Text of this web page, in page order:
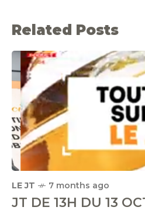
Related Posts
LE JT 7 months ago
JT DE 13H DU 13